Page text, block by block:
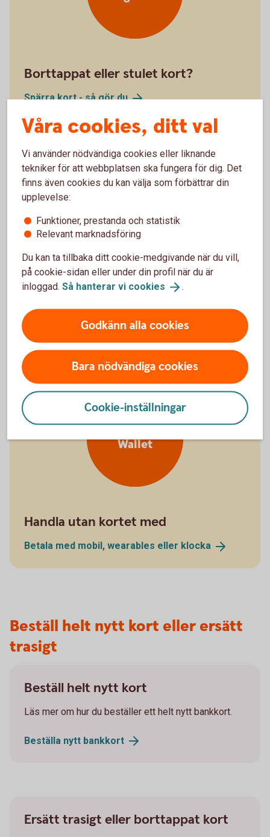
Borttappat eller stulet kort?
Spärra kort - så gördu
tillfälligt
Kan ha glömt kortet hemma
tillfälligt
Wallet
Handla utan kortet med
Betala med mobil, wearables eller klocka
Beställ helt nytt kort eller ersätt
trasigt
Beställ helt nytt kort
Läs mer om hur du beställer ett helt nytt bankkort.
Beställa nytt bankkort
Ersätt trasigt eller borttappat kort
Våra cookies, ditt val
Vi använder nödvändiga cookies eller liknande
tekniker för att webbplatsen ska fungera för dig. Det
finns även cookies du kan välja som förbättrar din
upplevelse:
Funktioner, prestanda och statistik
Relevant marknadsföring
Du kan ta tillbaka ditt cookie-medgivande när du vill,
på cookie-sidan eller under din profil när du är
inloggad. Så hanterar vi cookies .
Godkänn alla cookies
Bara nödvändiga cookies
Cookie-inställningar